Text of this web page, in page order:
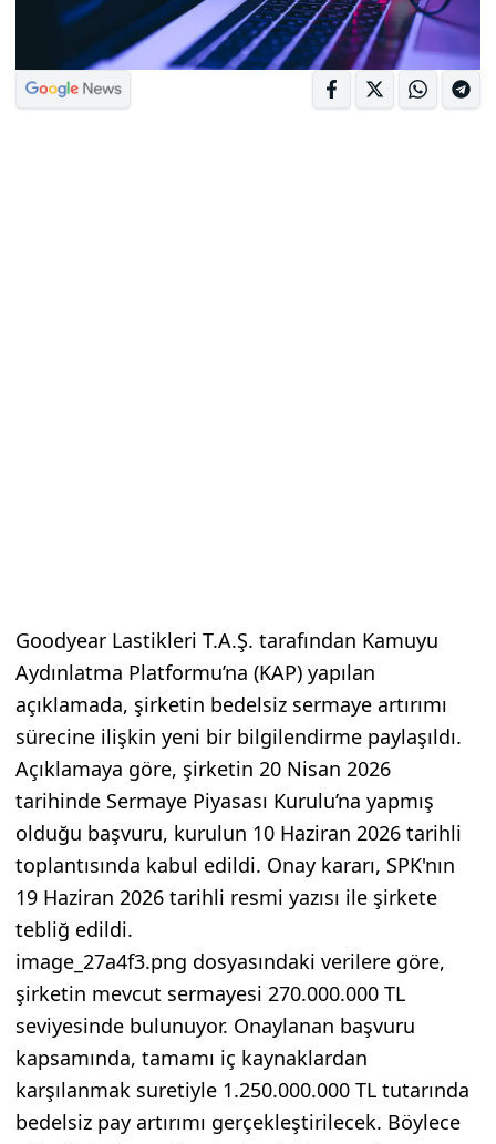
Goodyear Lastikleri T.A.Ş. tarafından Kamuyu
Aydınlatma Platformu’na (KAP) yapılan
açıklamada, şirketin bedelsiz sermaye artırımı
sürecine ilişkin yeni bir bilgilendirme paylaşıldı.
Açıklamaya göre, şirketin 20 Nisan 2026
tarihinde Sermaye Piyasası Kurulu’na yapmış
olduğu başvuru, kurulun 10 Haziran 2026 tarihli
toplantısında kabul edildi. Onay kararı, SPK'nın
19 Haziran 2026 tarihli resmi yazısı ile şirkete
tebliğ edildi.
image_27a4f3.png dosyasındaki verilere göre,
şirketin mevcut sermayesi 270.000.000 TL
seviyesinde bulunuyor. Onaylanan başvuru
kapsamında, tamamı iç kaynaklardan
karşılanmak suretiyle 1.250.000.000 TL tutarında
bedelsiz pay artırımı gerçekleştirilecek. Böylece